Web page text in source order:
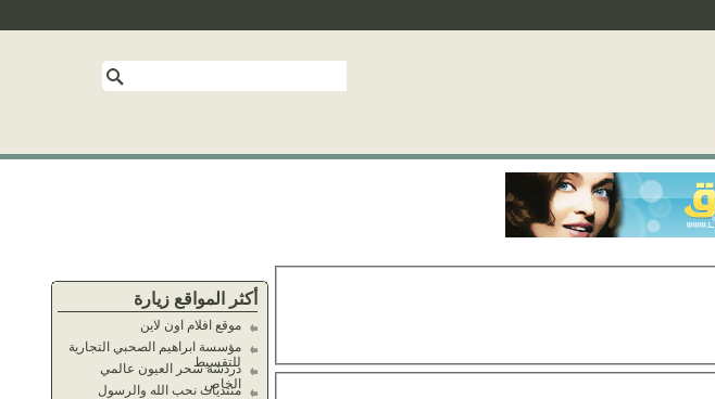
أكثر المواقع زيارة
موقع افلام اون لاين
مؤسسة ابراهيم الصحبي التجارية
للتقسيط
دردشة سحر العيون عالمي
الخاص
منتديات نحب الله والرسول